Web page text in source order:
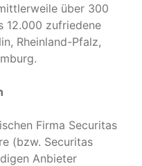
über 300
12.000 zufriedene
Rheinland-Pfalz,
Firma Securitas
(bzw. Securitas
Anbieter